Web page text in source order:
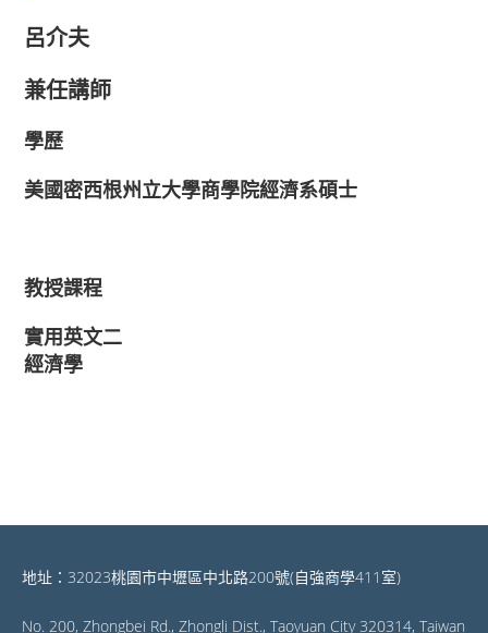
呂介夫
兼任講師
學歷
美國密西根州立大學商學院經濟系碩士
教授課程
實用英文二
經濟學
地址：32023桃園市中壢區中北路200號(自強商學411室)
No. 200, Zhongbei Rd., Zhongli Dist., Taoyuan City 320314, Taiwan